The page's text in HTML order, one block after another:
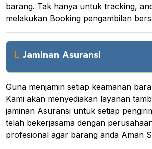
barang. Tak hanya untuk tracking,
melakukan Booking pengambilan
Jaminan Asuransi
Guna menjamin setiap keamanan
Kami akan menyediakan layanan
jaminan Asuransi untuk setiap
telah bekerjasama dengan
profesional agar barang anda Aman